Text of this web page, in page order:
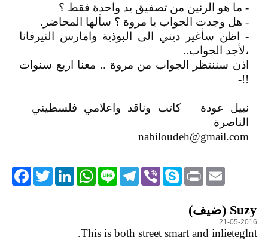
- ما هو الرنين من تصفيق يد واحدة فقط ؟
- هل وجدت الجواب يا مروة ؟ سألها المحاضر.
- اظن سأغير ديني الى البوذية وامارس النيرفانا
،لأجد الجواب..
اذن سننتظر الجواب من مروة .. معنا اربع سنوات
!!-
نبيل عودة – كاتب وناقد واعلامي فلسطيني –
الناصرة
nabiloudeh@gmail.com
TwitterLinkedIn
WhatsApp Line
Telegram ViberSkype PrintEmail
Suzy (ضيف)
21-05-2016
This is both street smart and inlieteglnt.